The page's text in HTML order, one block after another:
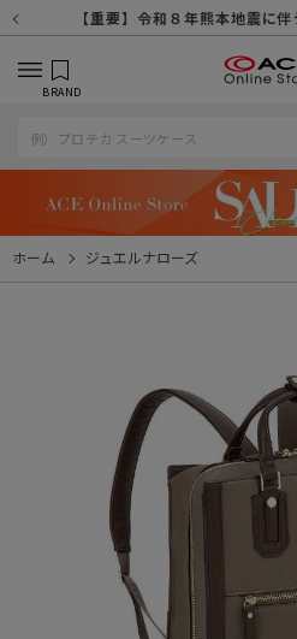
【重要】8/11（火・祝）休業及
【重要】令和８年熊本地震に
【重要】納品書・領収書ペーパー
【重要】天候不良や交通状況・物量
【重要】悪質な詐欺サイ
【重要】各種メールが届か
【重要】お問い合わせの
【重要】SNSのなりすまし
BRAND
ホーム ジュエルナローズ